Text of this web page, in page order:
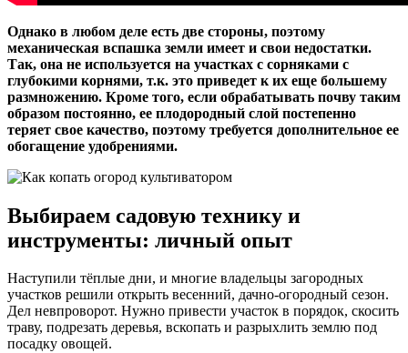
Однако в любом деле есть две стороны, поэтому
механическая вспашка земли имеет и свои недостатки.
Так, она не используется на участках с сорняками с
глубокими корнями, т.к. это приведет к их еще большему
размножению. Кроме того, если обрабатывать почву таким
образом постоянно, ее плодородный слой постепенно
теряет свое качество, поэтому требуется дополнительное ее
обогащение удобрениями.
Выбираем садовую технику и
инструменты: личный опыт
Наступили тёплые дни, и многие владельцы загородных
участков решили открыть весенний, дачно-огородный сезон.
Дел невпроворот. Нужно привести участок в порядок, скосить
траву, подрезать деревья, вскопать и разрыхлить землю под
посадку овощей.